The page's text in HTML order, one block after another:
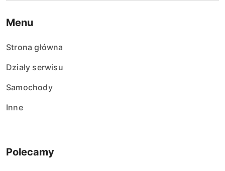
Menu
Strona główna
Działy serwisu
Samochody
Inne
Polecamy